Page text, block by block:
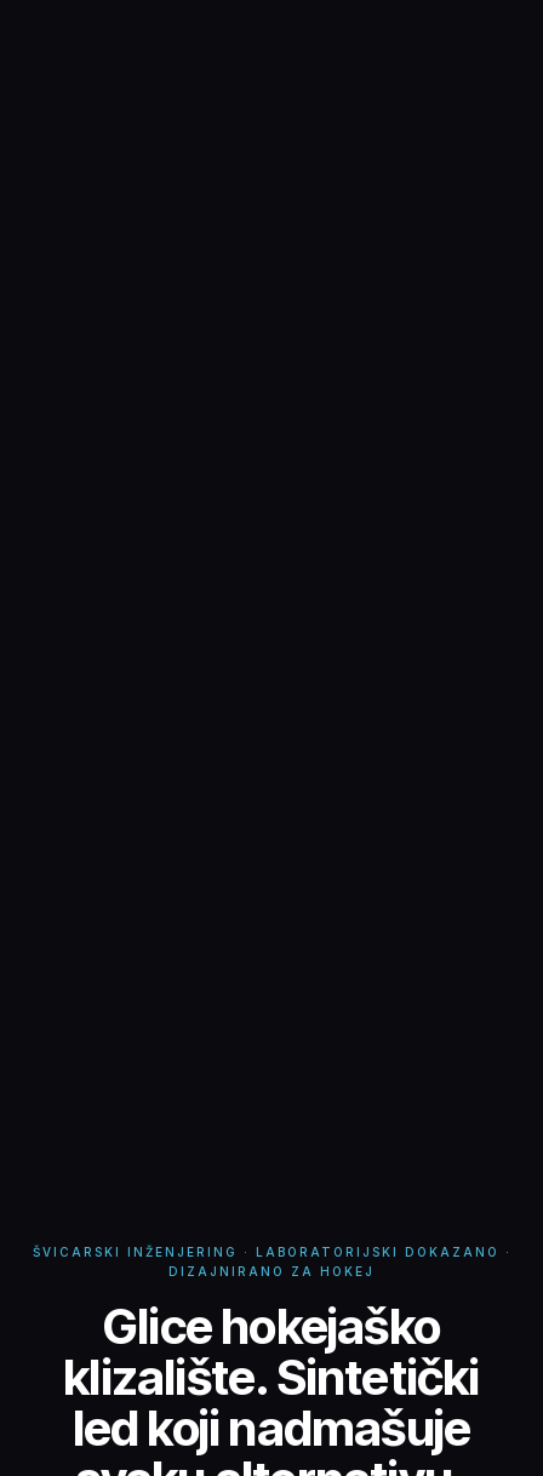
ŠVICARSKI INŽENJERING · LABORATORIJSKI DOKAZANO ·
DIZAJNIRANO ZA HOKEJ
Glice Hokejaško
Glice hokejaško
klizalište. Sintetički
led koji nadmašuje